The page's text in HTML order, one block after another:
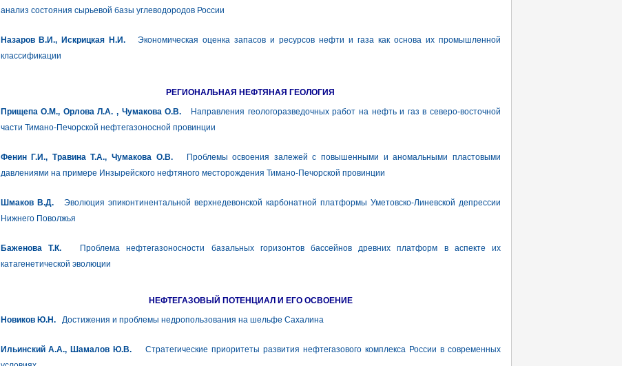
анализ состояния сырьевой базы углеводородов России
Назаров В.И., Искрицкая Н.И. Экономическая оценка запасов и ресурсов нефти и газа как основа их промышленной
классификации
РЕГИОНАЛЬНАЯ НЕФТЯНАЯ ГЕОЛОГИЯ
Прищепа О.М., Орлова Л.А. , Чумакова О.В. Направления геологоразведочных работ на нефть и газ в северо-восточной
части Тимано-Печорской нефтегазоносной провинции
Фенин Г.И., Травина Т.А., Чумакова О.В.Проблемы освоения залежей с повышенными и аномальными пластовыми
давлениями на примере Инзырейского нефтяного месторождения Тимано-Печорской провинции
Шмаков В.Д.Эволюция эпиконтинентальной верхнедевонской карбонатной платформы Уметовско-Линевской депрессии
Нижнего Поволжья
Баженова Т.К.Проблема нефтегазоносности базальных горизонтов бассейнов древних платформ в аспекте их
катагенетической эволюции
НЕФТЕГАЗОВЫЙ ПОТЕНЦИАЛ И ЕГО ОСВОЕНИЕ
Новиков Ю.Н.Достижения и проблемы недропользования на шельфе Сахалина
Ильинский А.А., Шамалов Ю.В.
Стратегические приоритеты развития нефтегазового комплекса России в современных